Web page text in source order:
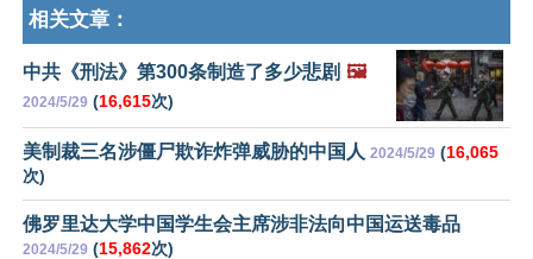
相关文章：
中共《刑法》第300条制造了多少悲剧 🖼️
2024/5/29 (16,615次)
美制裁三名涉僵尸欺诈炸弹威胁的中国人 2024/5/29 (16,065
次)
佛罗里达大学中国学生会主席涉非法向中国运送毒品
2024/5/29 (15,862次)